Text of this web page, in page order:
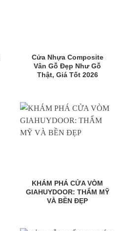
Cửa Nhựa Composite
Vân Gỗ Đẹp Như Gỗ
Thật, Giá Tốt 2026
KHÁM PHÁ CỬA VÒM
GIAHUYDOOR: THẨM MỸ
VÀ BỀN ĐẸP